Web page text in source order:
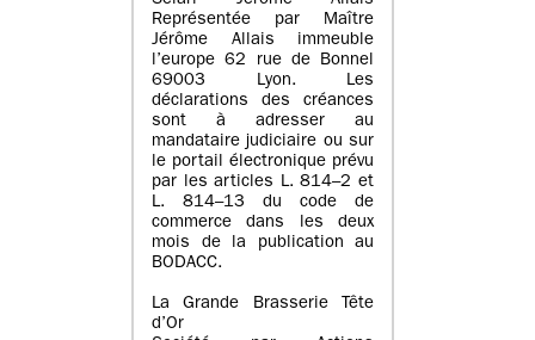
Représentée par Maître
Jérôme Allais immeuble
l’europe 62 rue de Bonnel
69003 Lyon. Les
déclarations des créances
sont à adresser au
mandataire judiciaire ou sur
le portail électronique prévu
par les articles L. 814–2 et
L. 814–13 du code de
commerce dans les deux
mois de la publication au
BODACC.
La Grande Brasserie Tête
d’Or